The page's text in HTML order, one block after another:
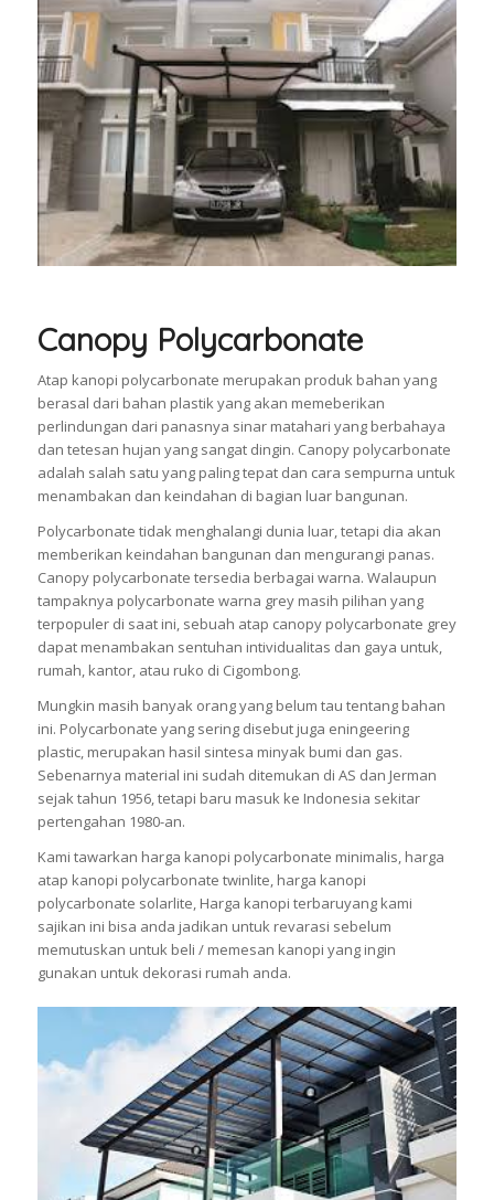
Canopy Polycarbonate
Atap kanopi polycarbonate merupakan produk bahan yang
berasal dari bahan plastik yang akan memeberikan
perlindungan dari panasnya sinar matahari yang berbahaya
dan tetesan hujan yang sangat dingin. Canopy polycarbonate
adalah salah satu yang paling tepat dan cara sempurna untuk
menambakan dan keindahan di bagian luar bangunan.
Polycarbonate tidak menghalangi dunia luar, tetapi dia akan
memberikan keindahan bangunan dan mengurangi panas.
Canopy polycarbonate tersedia berbagai warna. Walaupun
tampaknya polycarbonate warna grey masih pilihan yang
terpopuler di saat ini, sebuah atap canopy polycarbonate grey
dapat menambakan sentuhan intividualitas dan gaya untuk,
rumah, kantor, atau ruko di Cigombong.
Mungkin masih banyak orang yang belum tau tentang bahan
ini. Polycarbonate yang sering disebut juga eningeering
plastic, merupakan hasil sintesa minyak bumi dan gas.
Sebenarnya material ini sudah ditemukan di AS dan Jerman
sejak tahun 1956, tetapi baru masuk ke Indonesia sekitar
pertengahan 1980-an.
Kami tawarkan harga kanopi polycarbonate minimalis, harga
atap kanopi polycarbonate twinlite, harga kanopi
polycarbonate solarlite, Harga kanopi terbaruyang kami
sajikan ini bisa anda jadikan untuk revarasi sebelum
memutuskan untuk beli / memesan kanopi yang ingin
gunakan untuk dekorasi rumah anda.